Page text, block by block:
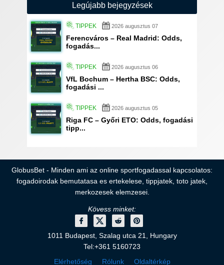
Legújabb bejegyzések
TIPPEK 2026 augusztus 07
Ferencváros – Real Madrid: Odds,
fogadás...
TIPPEK 2026 augusztus 06
VfL Bochum – Hertha BSC: Odds,
fogadási ...
TIPPEK 2026 augusztus 05
Riga FC – Győri ETO: Odds, fogadási
tipp...
GlobusBet - Minden ami az online sportfogadassal kapcsolatos:
fogadoirodak bemutatasa es ertekelese, tippjatek, toto jatek,
merkozesek elemzesei.
Kövess minket:
1011 Budapest, Szalag utca 21, Hungary
Tel:+361 5160723
Elérhetőség
Rólunk Oldaltérkép